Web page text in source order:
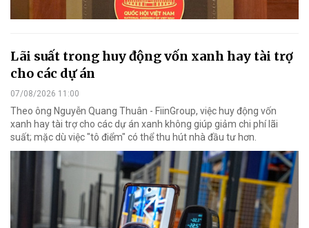
Lãi suất trong huy động vốn xanh hay tài trợ
cho các dự án
07/08/2026 11:00
Theo ông Nguyễn Quang Thuân - FiinGroup, việc huy động vốn
xanh hay tài trợ cho các dự án xanh không giúp giảm chi phí lãi
suất; mặc dù việc "tô điểm" có thể thu hút nhà đầu tư hơn.